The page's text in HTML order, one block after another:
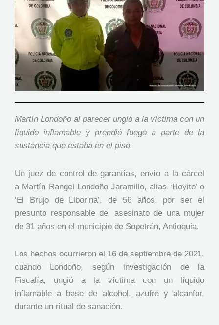
Martín Londoño al parecer ungió a la víctima con un
líquido inflamable y prendió fuego a parte de la
sustancia que estaba en el piso.
Un juez de control de garantías, envío a la cárcel
a Martín Rangel Londoño Jaramillo, alias ‘Hoyito’ o
‘El Brujo de Liborina’, de 56 años, por ser el
presunto responsable del asesinato de una mujer
de 31 años en el municipio de Sopetrán, Antioquia.
Los hechos ocurrieron el 16 de septiembre de 2021,
cuando Londoño, según investigación de la
Fiscalía, ungió a la víctima con un líquido
inflamable a base de alcohol, azufre y alcanfor,
durante un ritual de sanación.